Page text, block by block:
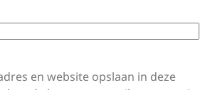
en website opslaan in deze